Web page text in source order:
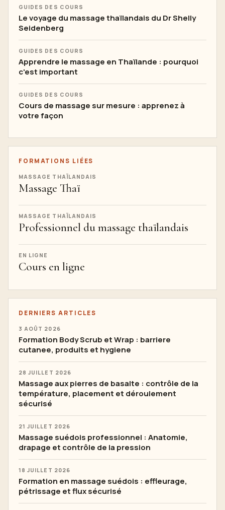
GUIDES DES COURS
Le voyage du massage thaïlandais du Dr Shelly
Seidenberg
GUIDES DES COURS
Apprendre le massage en Thaïlande : pourquoi
c'est important
GUIDES DES COURS
Cours de massage sur mesure : apprenez à
votre façon
FORMATIONS LIÉES
MASSAGE THAÏLANDAIS
Massage Thaï
MASSAGE THAÏLANDAIS
Professionnel du massage thaïlandais
EN LIGNE
Cours en ligne
DERNIERS ARTICLES
3 AOÛT 2026
Formation Body Scrub et Wrap : barriere
cutanee, produits et hygiene
28 JUILLET 2026
Massage aux pierres de basalte : contrôle de la
température, placement et déroulement
sécurisé
21 JUILLET 2026
Massage suédois professionnel : Anatomie,
drapage et contrôle de la pression
18 JUILLET 2026
Formation en massage suédois : effleurage,
pétrissage et flux sécurisé